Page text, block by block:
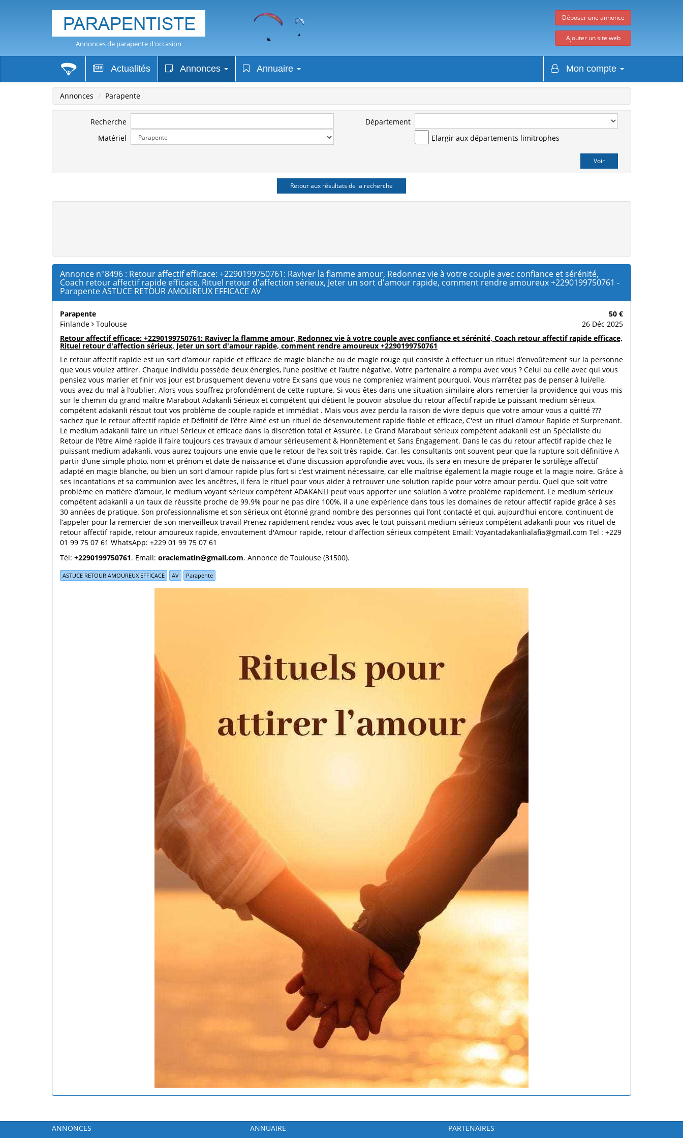
Annonces de parapente d'occasion
Déposer une annonce
Ajouter un site web
Actualités Annonces Annuaire Mon compte
Annonces Parapente
Recherche
Matériel
Département
Elargir aux départements limitrophes
Retour aux résultats de la recherche
Annonce n°8496 : Retour affectif efficace: +2290199750761: Raviver la flamme amour, Redonnez vie à votre couple avec confiance et sérénité,
Coach retour affectif rapide efficace, Rituel retour d'affection sérieux, Jeter un sort d'amour rapide, comment rendre amoureux +2290199750761 -
Parapente ASTUCE RETOUR AMOUREUX EFFICACE AV
Parapente
50 €
Finlande
Toulouse
26 Déc 2025
Retour affectif efficace: +2290199750761: Raviver la flamme amour, Redonnez vie à votre couple avec confiance et sérénité, Coach retour affectif rapide efficace,
Rituel retour d'affection sérieux, Jeter un sort d'amour rapide, comment rendre amoureux +2290199750761
Le retour affectif rapide est un sort d'amour rapide et efficace de magie blanche ou de magie rouge qui consiste à effectuer un rituel d’envoûtement sur la personne
que vous voulez attirer. Chaque individu possède deux énergies, l’une positive et l’autre négative. Votre partenaire a rompu avec vous ? Celui ou celle avec qui vous
pensiez vous marier et finir vos jour est brusquement devenu votre Ex sans que vous ne compreniez vraiment pourquoi. Vous n’arrêtez pas de penser à lui/elle,
vous avez du mal à l’oublier. Alors vous souffrez profondément de cette rupture. Si vous êtes dans une situation similaire alors remercier la providence qui vous mis
sur le chemin du grand maître Marabout Adakanli Sérieux et compétent qui détient le pouvoir absolue du retour affectif rapide Le puissant medium sérieux
compétent adakanli résout tout vos problème de couple rapide et immédiat . Mais vous avez perdu la raison de vivre depuis que votre amour vous a quitté ???
sachez que le retour affectif rapide et Définitif de l’être Aimé est un rituel de désenvoutement rapide fiable et efficace, C'est un rituel d'amour Rapide et Surprenant.
Le medium adakanli faire un rituel Sérieux et efficace dans la discrétion total et Assurée. Le Grand Marabout sérieux compétent adakanli est un Spécialiste du
Retour de l'être Aimé rapide il faire toujours ces travaux d'amour sérieusement & Honnêtement et Sans Engagement. Dans le cas du retour affectif rapide chez le
puissant medium adakanli, vous aurez toujours une envie que le retour de l’ex soit très rapide. Car, les consultants ont souvent peur que la rupture soit définitive A
partir d’une simple photo, nom et prénom et date de naissance et d’une discussion approfondie avec vous, ils sera en mesure de préparer le sortilège affectif
adapté en magie blanche, ou bien un sort d'amour rapide plus fort si c’est vraiment nécessaire, car elle maîtrise également la magie rouge et la magie noire. Grâce à
ses incantations et sa communion avec les ancêtres, il fera le rituel pour vous aider à retrouver une solution rapide pour votre amour perdu. Quel que soit votre
problème en matière d’amour, le medium voyant sérieux compétent ADAKANLI peut vous apporter une solution à votre problème rapidement. Le medium sérieux
compétent adakanli a un taux de réussite proche de 99.9% pour ne pas dire 100%, il a une expérience dans tous les domaines de retour affectif rapide grâce à ses
30 années de pratique. Son professionnalisme et son sérieux ont étonné grand nombre des personnes qui l’ont contacté et qui, aujourd’hui encore, continuent de
l’appeler pour la remercier de son merveilleux travail Prenez rapidement rendez-vous avec le tout puissant medium sérieux compétent adakanli pour vos rituel de
retour affectif rapide, retour amoureux rapide, envoutement d'Amour rapide, retour d'affection sérieux compétent Email: Voyantadakanlialafia@gmail.com Tel : +229
01 99 75 07 61 WhatsApp: +229 01 99 75 07 61
Tél: +2290199750761. Email: oraclematin@gmail.com. Annonce de Toulouse (31500).
ASTUCE RETOUR AMOUREUX EFFICACE AV Parapente
ANNONCES ANNUAIRE PARTENAIRES